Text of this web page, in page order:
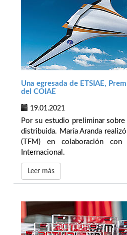
Una egresada de ETSIAE,
del COIAE
19.01.2021
Por su estudio preliminar
distribuida. María Aranda
(TFM) en colaboración con
Internacional.
Leer más